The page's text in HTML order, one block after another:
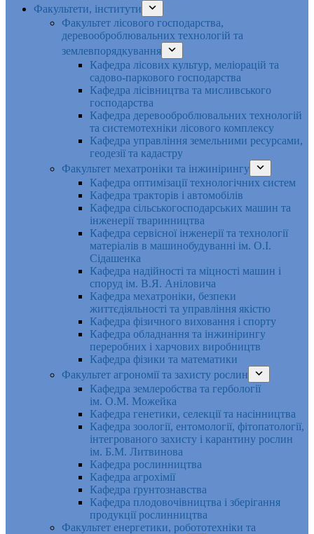
Факультети, інститути
Факультет лісового господарства,
деревооброблювальних технологій та
землевпорядкування
Кафедра лісових культур, меліорацій та
садово-паркового господарства
Кафедра лісівництва та мисливського
господарства
Кафедра деревооброблювальних технологій
та системотехніки лісового комплексу
Кафедра управління земельними ресурсами,
геодезії та кадастру
Факультет мехатроніки та інжинірингу
Кафедра оптимізації технологічних систем
Кафедра тракторів і автомобілів
Кафедра сільськогосподарських машин та
інженерії тваринництва
Кафедра cервісної інженерії та технології
матеріалів в машинобудуванні ім. О.І.
Сідашенка
Кафедра надійності та міцності машин і
споруд ім. В.Я. Аніловича
Кафедра мехатроніки, безпеки
життєдіяльності та управління якістю
Кафедра фізичного виховання і спорту
Кафедра обладнання та інжинірингу
переробних і харчових виробництв
Кафедра фізики та математики
Факультет агрономії та захисту рослин
Кафедра землеробства та гербології
ім. О.М. Можейка
Кафедра генетики, селекції та насінництва
Кафедра зоології, ентомології, фітопатології,
інтегрованого захисту і карантину рослин
ім. Б.М. Литвинова
Кафедра рослинництва
Кафедра агрохімії
Кафедра ґрунтознавства
Кафедра плодовочівництва і зберігання
продукції рослинництва
Факультет енергетики, робототехніки та